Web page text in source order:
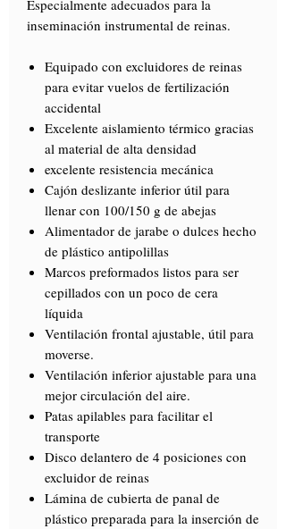
Especialmente adecuados para la
inseminación instrumental de reinas.
Equipado con excluidores de reinas
para evitar vuelos de fertilización
accidental
Excelente aislamiento térmico gracias
al material de alta densidad
excelente resistencia mecánica
Cajón deslizante inferior útil para
llenar con 100/150 g de abejas
Alimentador de jarabe o dulces hecho
de plástico antipolillas
Marcos preformados listos para ser
cepillados con un poco de cera
líquida
Ventilación frontal ajustable, útil para
moverse.
Ventilación inferior ajustable para una
mejor circulación del aire.
Patas apilables para facilitar el
transporte
Disco delantero de 4 posiciones con
excluidor de reinas
Lámina de cubierta de panal de
plástico preparada para la inserción de